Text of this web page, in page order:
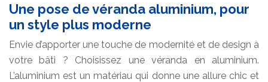
Une pose de véranda aluminium, pour
un style plus moderne
Envie d’apporter une touche de modernité et de design à
votre bâti ? Choisissez une véranda en aluminium.
L’aluminium est un matériau qui donne une allure chic et